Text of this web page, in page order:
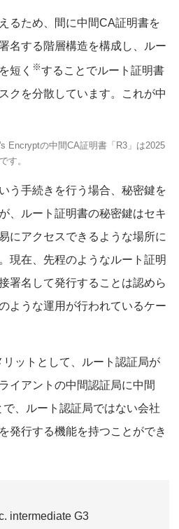
るため、間に中間CA証明書を
名する階層構造を構成し、ルー
短く ※することでルート証明書
クを分散しています。これが中
Encryptの中間CA証明書「R3」は2025
す。
う手続きを行う場合、秘密鍵を
、ルート証明書の秘密鍵はセキ
にアクセスできるような場所に
現在、先程のようなルート証明
署名して発行することは認めら
ような運用が行われているケー
ットとして、ルート認証局が
イアントの中間認証局に中間
、ルート認証局ではない会社
発行する機能を持つことができ
intermediate G3